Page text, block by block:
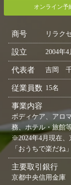
オンライン予
商号 リラク
設立 2004年4
代表者 吉岡
従業員数 15名
事業内容
ボディケア、アロ
務、ホテル・旅館
※2024年4月現在
「おうちで楽だね
主要取引銀行
京都中央信用金